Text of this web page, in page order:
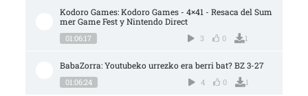
Kodoro Games: Kodoro Games - 4×41 - Resaca del Sum
mer Game Fest y Nintendo Direct
01:06:17 3 0 1
BabaZorra: Youtubeko urrezko era berri bat? BZ 3-27
01:06:24 4 0 1